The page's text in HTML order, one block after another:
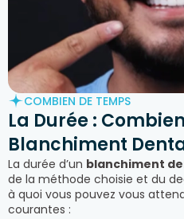
COMBIEN DE TEMPS
La Durée :
Blanchiment
La durée d’un blanchiment
de la méthode choisie et du
à quoi vous pouvez vous
courantes :